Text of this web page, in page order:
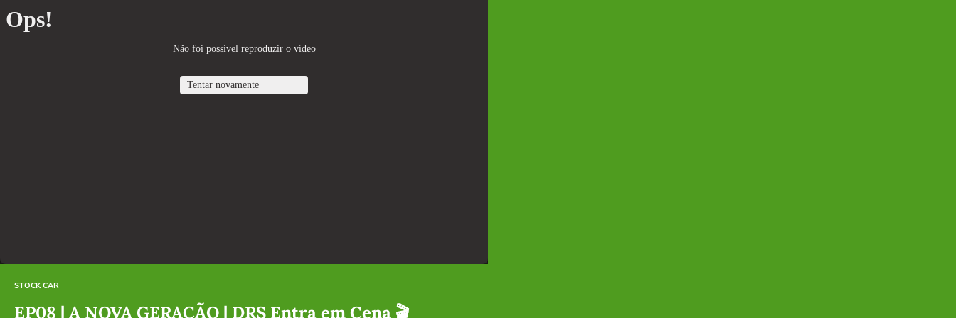
STOCK CAR
EP08 | A NOVA GERAÇÃO | DRS Entra em Cena 🎬